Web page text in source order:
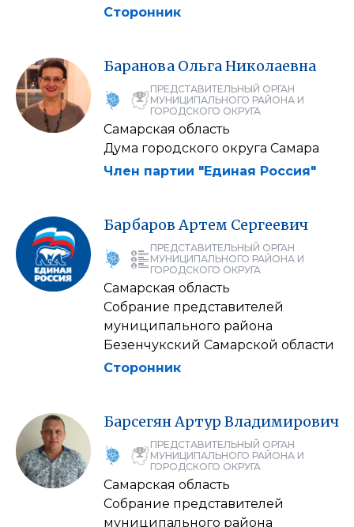
Сторонник
Баранова Ольга Николаевна
ПРЕДСТАВИТЕЛЬНЫЙ ОРГАН
МУНИЦИПАЛЬНОГО РАЙОНА И
ГОРОДСКОГО ОКРУГА
Самарская область
Дума городского округа Самара
Член партии "Единая Россия"
Барбаров Артем Сергеевич
ПРЕДСТАВИТЕЛЬНЫЙ ОРГАН
МУНИЦИПАЛЬНОГО РАЙОНА И
ГОРОДСКОГО ОКРУГА
Самарская область
Собрание представителей
муниципального района
Безенчукский Самарской области
Сторонник
Барсегян Артур Владимирович
ПРЕДСТАВИТЕЛЬНЫЙ ОРГАН
МУНИЦИПАЛЬНОГО РАЙОНА И
ГОРОДСКОГО ОКРУГА
Самарская область
Собрание представителей
муниципального района